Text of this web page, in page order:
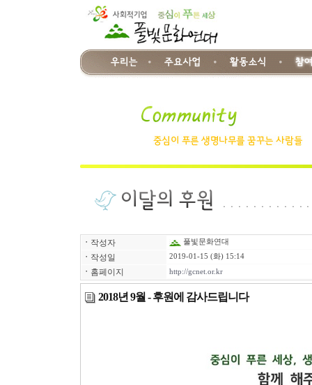
ㆍ 작성자 풀빛문화연대
ㆍ 작성일 2019-01-15 (화) 15:14
ㆍ 홈페이지 http://gcnet.or.kr
2018년 9월 - 후원에 감사드립니다